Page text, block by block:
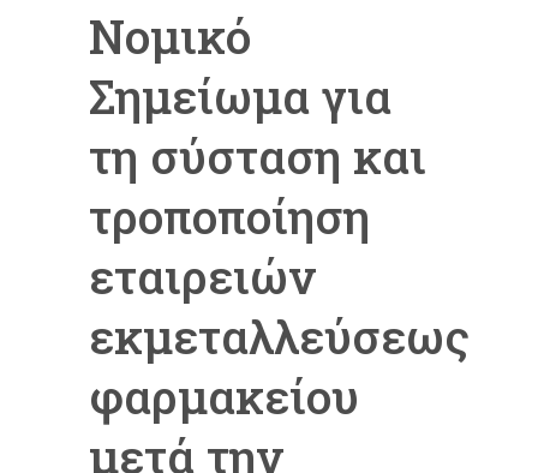
Νομικό
Σημείωμα για
τη σύσταση και
τροποποίηση
εταιρειών
εκμεταλλεύσεως
φαρμακείου
μετά την